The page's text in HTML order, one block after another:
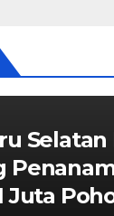
Selatan
Juta